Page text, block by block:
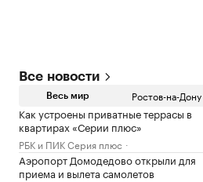
Все новости
Весь мир Ростов-на-Дону
Как устроены приватные террасы в
квартирах «Серии плюс»
РБК и ПИК Серия плюс
Аэропорт Домодедово открыли для
приема и вылета самолетов